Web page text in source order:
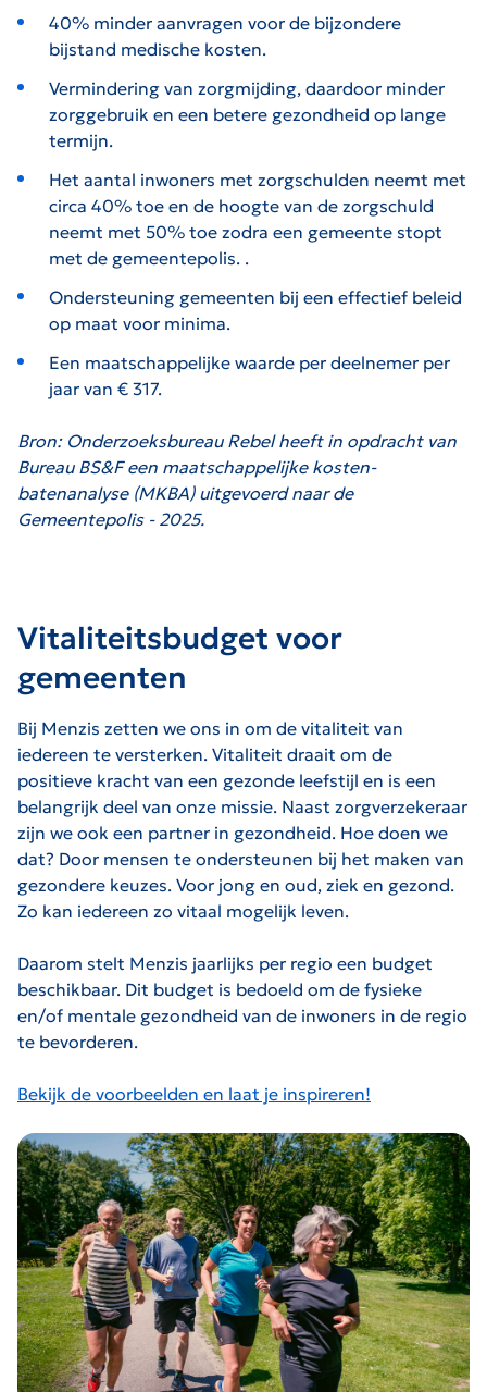
40% minder aanvragen voor de bijzondere
bijstand medische kosten.
Vermindering van zorgmijding, daardoor minder
zorggebruik en een betere gezondheid op lange
termijn.
Het aantal inwoners met zorgschulden neemt met
circa 40% toe en de hoogte van de zorgschuld
neemt met 50% toe zodra een gemeente stopt
met de gemeentepolis. .
Ondersteuning gemeenten bij een effectief beleid
op maat voor minima.
Een maatschappelijke waarde per deelnemer per
jaar van € 317.
Bron: Onderzoeksbureau Rebel heeft in opdracht van
Bureau BS&F een maatschappelijke kosten-
batenanalyse (MKBA) uitgevoerd naar de
Gemeentepolis - 2025.
Vitaliteitsbudget voor
gemeenten
Bij Menzis zetten we ons in om de vitaliteit van
iedereen te versterken. Vitaliteit draait om de
positieve kracht van een gezonde leefstijl en is een
belangrijk deel van onze missie. Naast zorgverzekeraar
zijn we ook een partner in gezondheid. Hoe doen we
dat? Door mensen te ondersteunen bij het maken van
gezondere keuzes. Voor jong en oud, ziek en gezond.
Zo kan iedereen zo vitaal mogelijk leven.
Daarom stelt Menzis jaarlijks per regio een budget
beschikbaar. Dit budget is bedoeld om de fysieke
en/of mentale gezondheid van de inwoners in de regio
te bevorderen.
Bekijk de voorbeelden en laat je inspireren!